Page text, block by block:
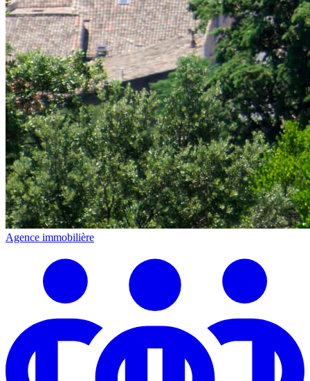
Agence immobilière